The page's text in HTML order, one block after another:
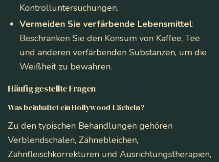
Kontrolluntersuchungen.
Vermeiden Sie verfärbende Lebensmittel:
Beschränken Sie den Konsum von Kaffee, Tee
und anderen verfärbenden Substanzen, um die
Weißheit zu bewahren.
Häufig gestellte Fragen
Was beinhaltet ein Hollywood-Lächeln?
Zu den typischen Behandlungen gehören
Verblendschalen, Zähnebleichen,
Zahnfleischkorrekturen und Ausrichtungstherapien,